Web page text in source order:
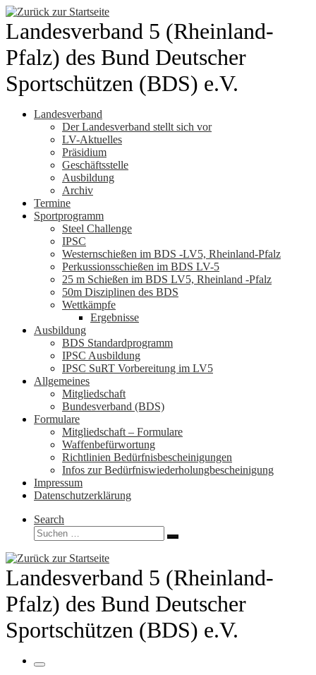
Zum
Inhalt
springen
Landesverband 5 (Rheinland-
Pfalz) des Bund Deutscher
Sportschützen (BDS) e.V.
Landesverband
Der Landesverband stellt sich vor
LV-Aktuelles
Präsidium
Geschäftsstelle
Ausbildung
Archiv
Termine
Sportprogramm
Steel Challenge
IPSC
Westernschießen im BDS -LV5, Rheinland-Pfalz
Perkussionsschießen im BDS LV-5
25 m Schießen im BDS LV5, Rheinland -Pfalz
50m Disziplinen des BDS
Wettkämpfe
Ergebnisse
Ausbildung
BDS Standardprogramm
IPSC Ausbildung
IPSC SuRT Vorbereitung im LV5
Allgemeines
Mitgliedschaft
Bundesverband (BDS)
Formulare
Mitgliedschaft – Formulare
Waffenbefürwortung
Richtlinien Bedürfnisbescheinigungen
Infos zur Bedürfniswiederholungbescheinigung
Impressum
Datenschutzerklärung
Search
Suche
Suchen …
Landesverband 5 (Rheinland-
Pfalz) des Bund Deutscher
Sportschützen (BDS) e.V.
Menü